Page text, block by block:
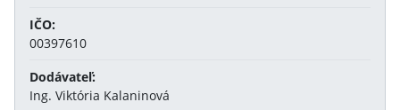
IČO:
00397610
Dodávateľ:
Ing. Viktória Kalaninová